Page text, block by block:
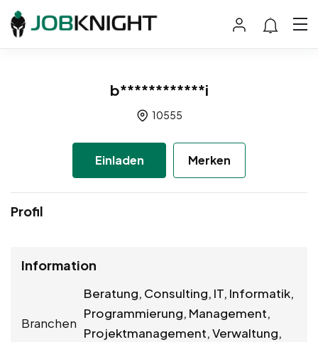
b************i
10555
Einladen Merken
Profil
Information
Branchen
Beratung, Consulting, IT, Informatik,
Programmierung, Management,
Projektmanagement, Verwaltung,